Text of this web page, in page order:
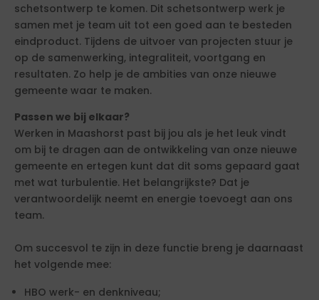
schetsontwerp te komen. Dit schetsontwerp werk je
samen met je team uit tot een goed aan te besteden
eindproduct. Tijdens de uitvoer van projecten stuur je
op de samenwerking, integraliteit, voortgang en
resultaten. Zo help je de ambities van onze nieuwe
gemeente waar te maken.
Passen we bij elkaar?
Werken in Maashorst past bij jou als je het leuk vindt
om bij te dragen aan de ontwikkeling van onze nieuwe
gemeente en ertegen kunt dat dit soms gepaard gaat
met wat turbulentie. Het belangrijkste? Dat je
verantwoordelijk neemt en energie toevoegt aan ons
team.
Om succesvol te zijn in deze functie breng je daarnaast
het volgende mee:
HBO werk- en denkniveau;